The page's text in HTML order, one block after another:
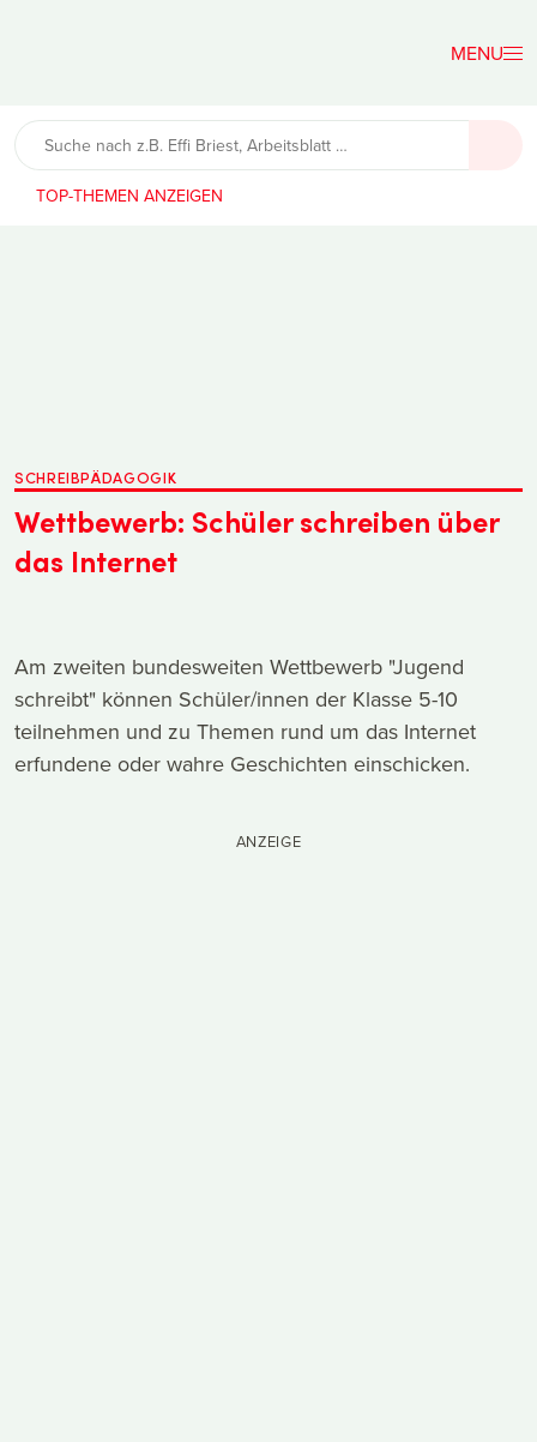
Lehrerfreund
TOP-THEMEN
SCHREIBPÄDAGOGIK
Wettbewerb: Schüler schreiben über
das Internet
Am zweiten bundesweiten Wettbewerb "Jugend
schreibt" können Schüler/innen der Klasse 5-10
teilnehmen und zu Themen rund um das Internet
erfundene oder wahre Geschichten einschicken.
ANZEIGE